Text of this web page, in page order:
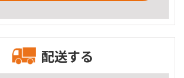
配送する